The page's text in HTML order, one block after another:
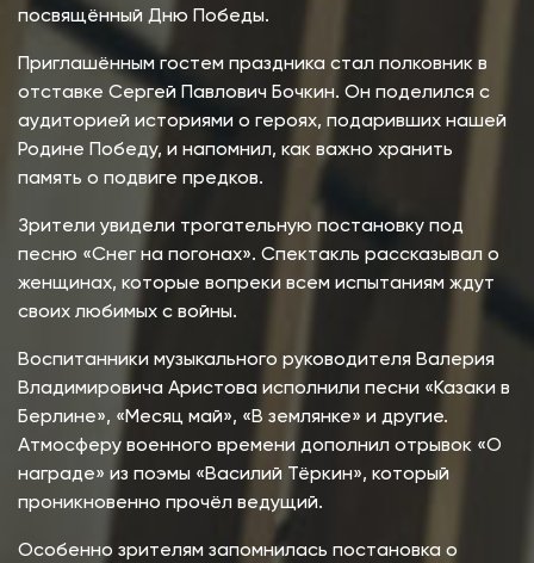
посвящённый Дню Победы.
Приглашённым гостем праздника стал полковник в
отставке Сергей Павлович Бочкин. Он поделился с
аудиторией историями о героях, подаривших нашей
Родине Победу, и напомнил, как важно хранить
память о подвиге предков.
Зрители увидели трогательную постановку под
песню «Снег на погонах». Спектакль рассказывал о
женщинах, которые вопреки всем испытаниям ждут
своих любимых с войны.
Воспитанники музыкального руководителя Валерия
Владимировича Аристова исполнили песни «Казаки в
Берлине», «Месяц май», «В землянке» и другие.
Атмосферу военного времени дополнил отрывок «О
награде» из поэмы «Василий Тёркин», который
проникновенно прочёл ведущий.
Особенно зрителям запомнилась постановка о